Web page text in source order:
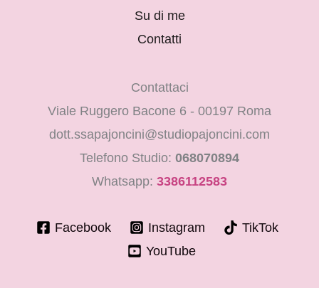
Su di me
Contatti
Contattaci
Viale Ruggero Bacone 6 - 00197 Roma
dott.ssapajoncini@studiopajoncini.com
Telefono Studio: 068070894
Whatsapp: 3386112583
Facebook Instagram
TikTok
YouTube